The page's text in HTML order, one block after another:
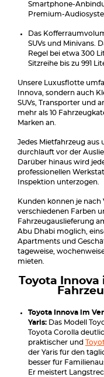
Smartphone-
Premium-
Das
SUVs und Minivans.
Regel bei etwa 300
Sitzreihe bis zu 991
Unsere Luxusflotte
Innova, sondern auch
SUVs, Transporter und
mehr als 10
Marken an.
Jedes Mietfahrzeug
durchläuft vor der
Darüber hinaus wird
professionellen
Inspektion unterzogen.
Kunden können je
verschiedenen Farben
Fahrzeugauslieferung
Abu Dhabi möglich,
Apartments und
tageweise,
mieten.
Toyota Innova
Toyota Innova im
Yaris: Das Modell
Toyota Corolla
praktischer und
der Yaris für den
besser für
Er meistert